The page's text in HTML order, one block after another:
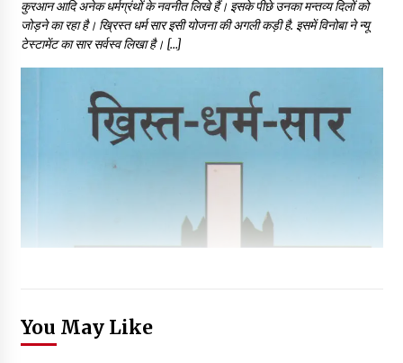
कुरआन आदि अनेक धर्मग्रंथों के नवनीत लिखे हैं। इसके पीछे उनका मन्तव्य दिलों को
जोड़ने का रहा है। ख्रिस्त धर्म सार इसी योजना की अगली कड़ी है. इसमें विनोबा ने न्यू
टेस्टामेंट का सार सर्वस्व लिखा है। […]
You May Like